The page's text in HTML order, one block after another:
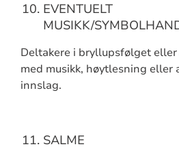
EVENTUELT
MUSIKK/
Deltakere i bryllupsfølget
med musikk, høytlesning eller
innslag.
SALME